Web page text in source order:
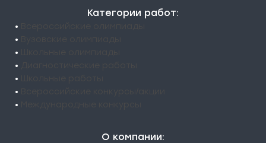
Категории работ:
•
•
•
•
•
•
•
О компании: